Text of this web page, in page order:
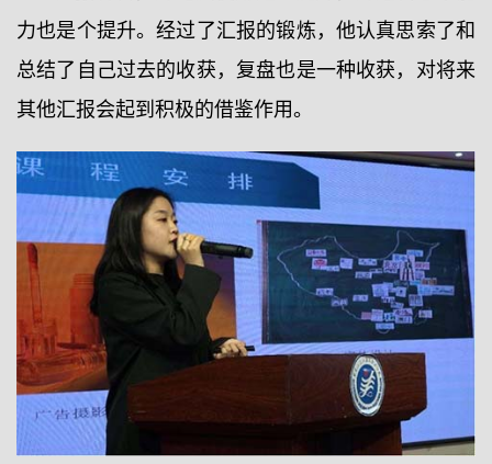
力也是个提升。经过了汇报的锻炼，他认真思索了和
总结了自己过去的收获，复盘也是一种收获，对将来
其他汇报会起到积极的借鉴作用。